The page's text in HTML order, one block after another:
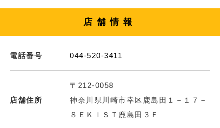
店舗情報
電話番号 044-520-3411
店舗住所
〒212-0058
神奈川県川崎市幸区鹿島田１－１７－
８ＥＫＩＳＴ鹿島田３Ｆ